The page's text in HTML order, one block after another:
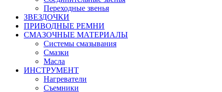
Переходные звенья
ЗВЕЗДОЧКИ
ПРИВОДНЫЕ РЕМНИ
СМАЗОЧНЫЕ МАТЕРИАЛЫ
Системы смазывания
Смазки
Масла
ИНСТРУМЕНТ
Нагреватели
Съемники